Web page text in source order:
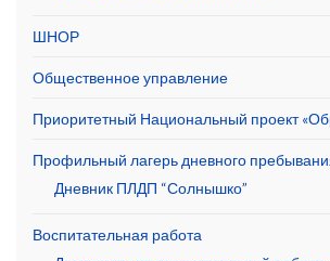
ШНОР
Общественное управление
Приоритетный Национальный проект
Профильный лагерь дневного
Дневник ПЛДП “Солнышко”
Воспитательная работа